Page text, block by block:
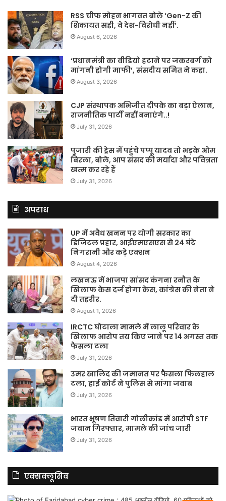
RSS चीफ मोहन भागवत बोले ‘Gen-Z की
शिकायत सही, वे देश-विरोधी नहीं’.
August 6, 2026
‘प्रधानमंत्री का वीडियो हटाने पर जकरबर्ग को
मांगनी होगी माफी’, संसदीय समित ने कहा.
August 3, 2026
CJP संस्थापक अभिजीत दीपके का बड़ा ऐलान,
राजनीतिक पार्टी नहीं बनाएंगे..!
July 31, 2026
पुजारी की ड्रेस में पहुंचे पप्पू यादव तो भड़के ओम
बिरला, बोले, आप संसद की मर्यादा और पवित्रता
खत्म कर रहे हैं
July 31, 2026
अपराध
UP में अवैध खनन पर योगी सरकार का
डिजिटल प्रहार, आईएमएसएस से 24 घंटे
निगरानी और कड़े एक्शन
August 4, 2026
लखनऊ में भाजपा सांसद कंगना रनौत के
खिलाफ केस दर्ज होगा केस, कांग्रेस की नेता ने
दी तहरीर.
August 1, 2026
IRCTC घोटाला मामले में लालू परिवार के
खिलाफ आरोप तय किए जाने पर 14 अगस्त तक
फैसला टला
July 31, 2026
उमर खालिद की जमानत पर फैसला फिलहाल
टला, हाई कोर्ट ने पुलिस से मांगा जवाब
July 31, 2026
भारत भूषण तिवारी गोलीकांड में आरोपी STF
जवान गिरफ्तार, मामले की जांच जारी
July 31, 2026
एक्सक्लूसिव